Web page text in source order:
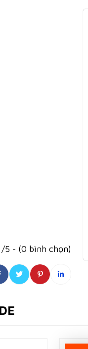
5 - (0 bình chọn)